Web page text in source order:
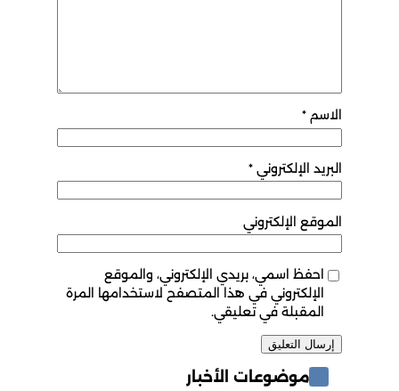
اسمي، بريدي الإلكتروني، والموقع
في هذا المتصفح لاستخدامها المرة
في تعليقي.
الأخبار